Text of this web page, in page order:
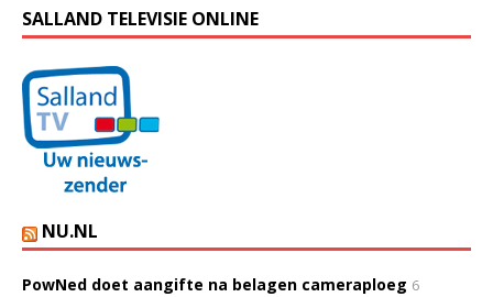
SALLAND TELEVISIE ONLINE
NU.NL
PowNed doet aangifte na belagen cameraploeg 6